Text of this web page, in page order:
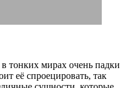
тонких мирах очень падки
её спроецировать, так